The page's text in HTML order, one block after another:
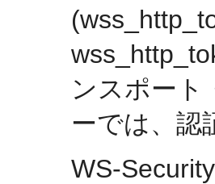
ンスポート
ーでは、認
WS-